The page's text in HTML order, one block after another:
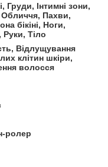
Груди, Інтимні зони,
Пахви,
бікіні, Ноги,
Руки, Тіло
Відлущування
клітин шкіри,
волосся
ролер